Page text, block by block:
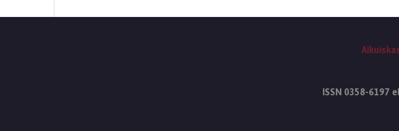
ISSN 0358-6197